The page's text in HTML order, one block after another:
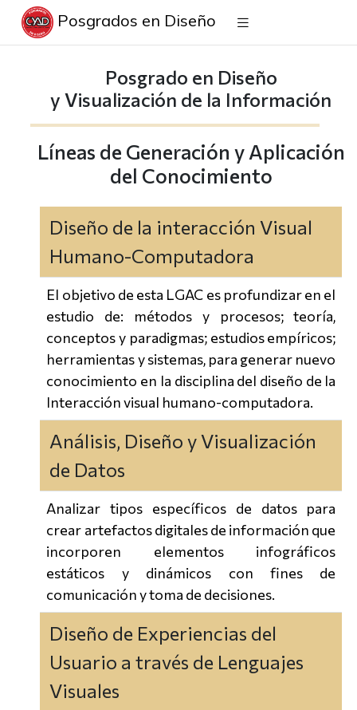
Posgrados en Diseño
Posgrado en Diseño
y Visualización de la Información
Líneas de Generación y Aplicación
del Conocimiento
Diseño de la interacción Visual
Humano-Computadora
El objetivo de esta LGAC es profundizar en el
estudio de: métodos y procesos; teoría,
conceptos y paradigmas; estudios empíricos;
herramientas y sistemas, para generar nuevo
conocimiento en la disciplina del diseño de la
Interacción visual humano-computadora.
Análisis, Diseño y Visualización
de Datos
Analizar tipos específicos de datos para
crear artefactos digitales de información que
incorporen elementos infográficos
estáticos y dinámicos con fines de
comunicación y toma de decisiones.
Diseño de Experiencias del
Usuario a través de Lenguajes
Visuales